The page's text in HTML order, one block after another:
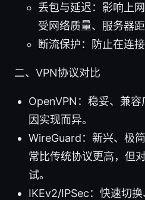
丢包与延迟：影响上
受网络质量、服务器
断流保护：防止在连
二、VPN协议对比
OpenVPN：稳妥、兼
因实现而异。
WireGuard：新兴、极
常比传统协议更高，但
试。
IKEv2/IPSec：快速切